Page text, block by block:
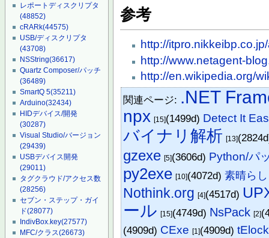
レポートディスクリプタ
(48852)
cRARk(44575)
USB/ディスクリプタ
(43708)
NSString(36617)
Quartz Composer/パッチ
(36489)
SmartQ 5(35211)
Arduino(32434)
HIDデバイス/開発
(30287)
Visual Studio/バージョン
(29439)
USBデバイス開発
(29011)
タグクラウド/アクセス数
(28256)
セブン・ステップ・ガイ
ド(28077)
IndivBox.key(27577)
MFC/クラス(26673)
参考
http://
http://www.netagent-
http://en.wikipedia.org/
関連ページ: .NET
npx [15](1499d) Detect It
バイナリ解析 [13]
gzexe [5](3606d) Python/パ
py2exe [10](4072d)素晴ら
Nothink.org [4](4517d)
ール [15](4749d) NsPack [2]
(4909d) CExe [1](4909d)tElock